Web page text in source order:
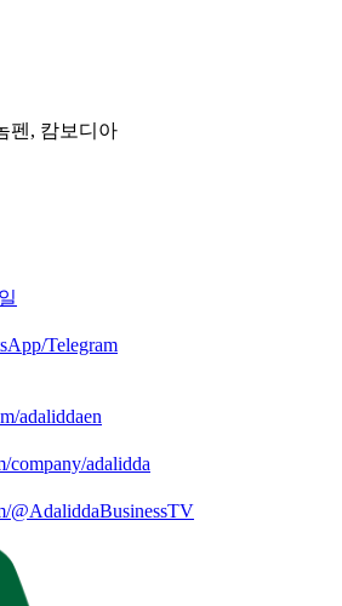
펜, 캄보디아
Telegram
adaliddaen
company/adalidda
@AdaliddaBusinessTV